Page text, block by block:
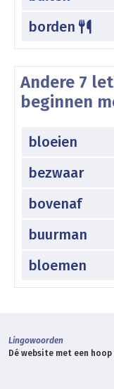
borden
Andere 7
beginnen
bloeien
bezwaar
bovenaf
buurman
bloemen
Lingowoorden
Dé website met een